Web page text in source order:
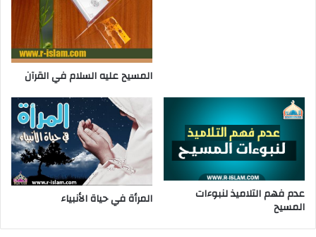
المسيح عليه السلام في القرآن
عدم فهم التلاميذ لنبوءات
المسيح المرأة في حياة الأنبياء